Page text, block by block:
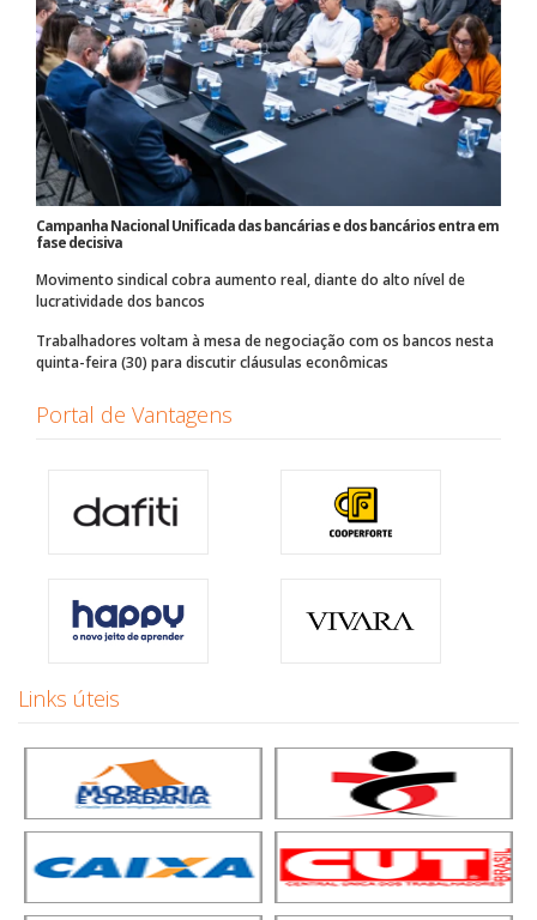
Campanha Nacional Unificada das bancárias e dos bancários entra em
fase decisiva
Movimento sindical cobra aumento real, diante do alto nível de
lucratividade dos bancos
Trabalhadores voltam à mesa de negociação com os bancos nesta
quinta-feira (30) para discutir cláusulas econômicas
Portal de Vantagens
Links úteis